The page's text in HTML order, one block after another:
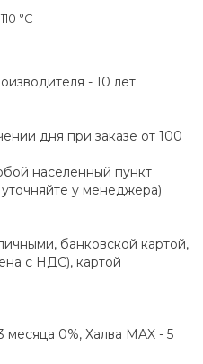
110 °C
- 10 лет
дня при заказе от 100
населенный пункт
у менеджера)
банковской картой,
с НДС), картой
месяца 0%, Халва MAX - 5